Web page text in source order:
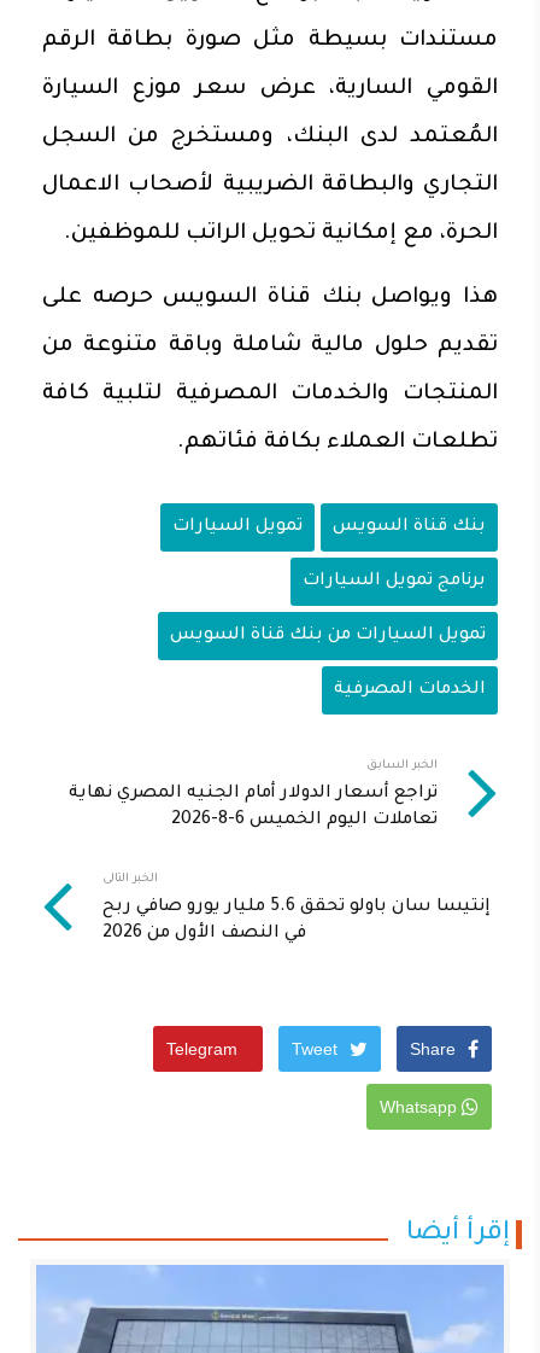
مستندات بسيطة مثل صورة بطاقة الرقم
القومي السارية، عرض سعر موزع السيارة
المُعتمد لدى البنك، ومستخرج من السجل
التجاري والبطاقة الضريبية لأصحاب الاعمال
الحرة، مع إمكانية تحويل الراتب للموظفين.
هذا ويواصل بنك قناة السويس حرصه على
تقديم حلول مالية شاملة وباقة متنوعة من
المنتجات والخدمات المصرفية لتلبية كافة
تطلعات العملاء بكافة فئاتهم.
بنك قناة السويس تمويل السيارات
برنامج تمويل السيارات
تمويل السيارات من بنك قناة السويس
الخدمات المصرفية
الخبر السابق
تراجع أسعار الدولار أمام الجنيه المصري نهاية
تعاملات اليوم الخميس 6-8-2026
الخبر التالى
إنتيسا سان باولو تحقق 5.6 مليار يورو صافي ربح
في النصف الأول من 2026
إقرأ أيضا